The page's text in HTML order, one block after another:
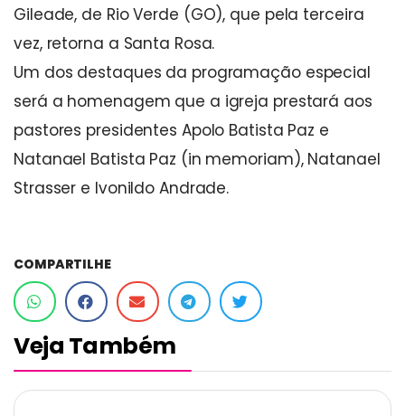
Gileade, de Rio Verde (GO), que pela terceira
vez, retorna a Santa Rosa.
Um dos destaques da programação especial
será a homenagem que a igreja prestará aos
pastores presidentes Apolo Batista Paz e
Natanael Batista Paz (in memoriam), Natanael
Strasser e Ivonildo Andrade.
COMPARTILHE
Veja Também